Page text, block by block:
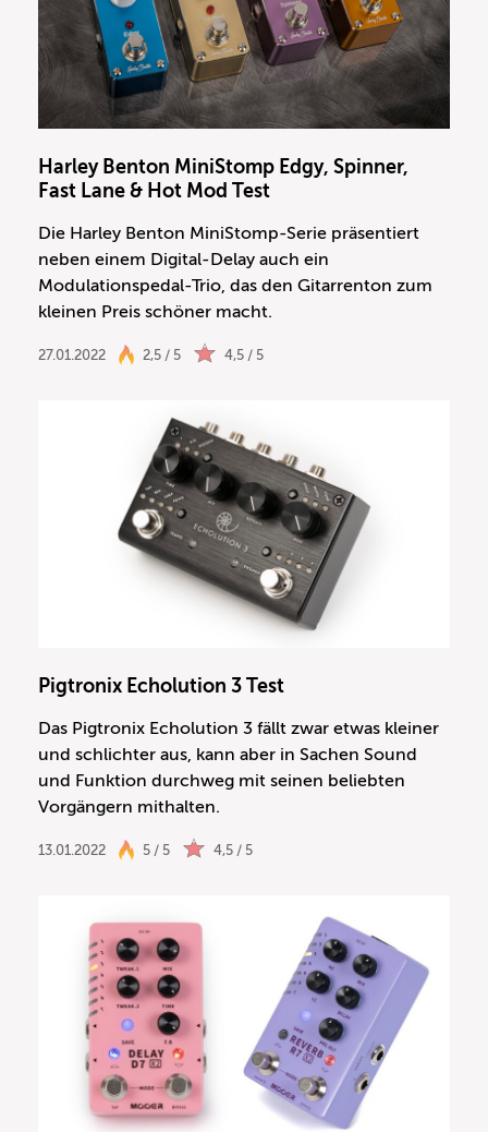
Harley Benton MiniStomp Edgy, Spinner,
Fast Lane & Hot Mod Test
Die Harley Benton MiniStomp-Serie präsentiert
neben einem Digital-Delay auch ein
Modulationspedal-Trio, das den Gitarrenton zum
kleinen Preis schöner macht.
27.01.2022 2,5 / 5 4,5 / 5
Pigtronix Echolution 3 Test
Das Pigtronix Echolution 3 fällt zwar etwas kleiner
und schlichter aus, kann aber in Sachen Sound
und Funktion durchweg mit seinen beliebten
Vorgängern mithalten.
13.01.2022 5 / 5 4,5 / 5